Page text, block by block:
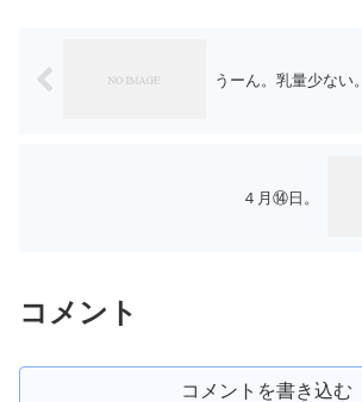
うーん。乳量少ない。
４月⑭日。
コメント
コメントを書き込む